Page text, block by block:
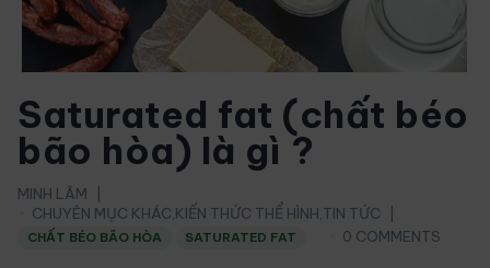
Saturated fat (chất béo
bão hòa) là gì ?
MINH LÂM
CHUYÊN MỤC KHÁC,KIẾN THỨC THỂ HÌNH,TIN TỨC
CHẤT BÉO BÃO HÒA SATURATED FAT 0 COMMENTS